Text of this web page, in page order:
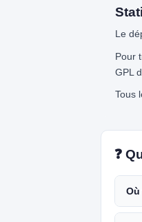
Le
Pour
GPL
Tous
❓